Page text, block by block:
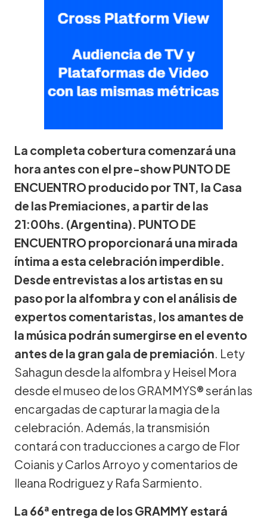
La completa cobertura comenzará una
hora antes con el pre-show PUNTO DE
ENCUENTRO producido por TNT, la Casa
de las Premiaciones, a partir de las
21:00hs. (Argentina). PUNTO DE
ENCUENTRO proporcionará una mirada
íntima a esta celebración imperdible.
Desde entrevistas a los artistas en su
paso por la alfombra y con el análisis de
expertos comentaristas, los amantes de
la música podrán sumergirse en el evento
antes de la gran gala de premiación. Lety
Sahagun desde la alfombra y Heisel Mora
desde el museo de los GRAMMYS® serán las
encargadas de capturar la magia de la
celebración. Además, la transmisión
contará con traducciones a cargo de Flor
Coianis y Carlos Arroyo y comentarios de
Ileana Rodriguez y Rafa Sarmiento.
La 66ª entrega de los GRAMMY estará